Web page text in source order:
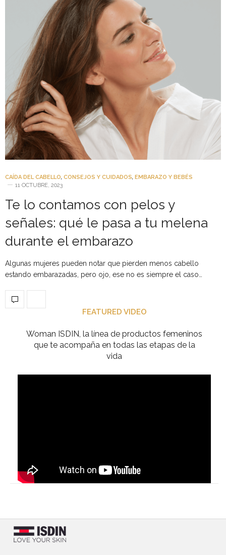
CAÍDA DEL CABELLO, CONSEJOS Y CUIDADOS, EMBARAZO Y BEBÉS
11 OCTUBRE, 2023
Te lo contamos con pelos y
señales: qué le pasa a tu melena
durante el embarazo
Algunas mujeres pueden notar que pierden menos cabello
estando embarazadas, pero ojo, ese no es siempre el caso…
FEATURED VIDEO
Woman ISDIN, la línea de productos femeninos
que te acompaña en todas las etapas de la
vida